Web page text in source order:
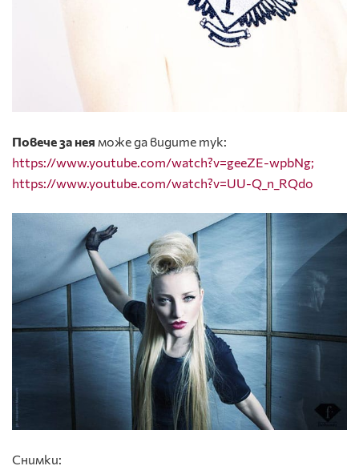
Повече за нея може да видите тук:
https://www.youtube.com/watch?v=geeZE-wpbNg;
https://www.youtube.com/watch?v=UU-Q_n_RQdo
Снимки: